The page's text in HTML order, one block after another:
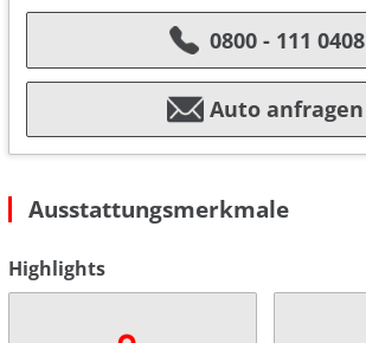
0800 - 111 0408
Auto anfragen
Ausstattungsmerkmale
Highlights